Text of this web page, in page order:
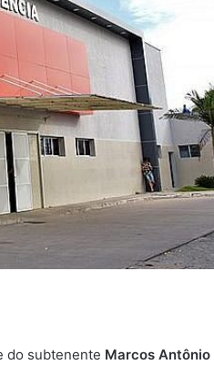
do subtenente Marcos Antônio